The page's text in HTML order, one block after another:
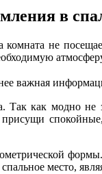
в
не
важная
как модно не
место,